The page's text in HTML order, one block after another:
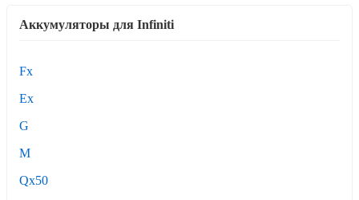
Аккумуляторы для Infiniti
Fx
Ex
G
M
Qx50